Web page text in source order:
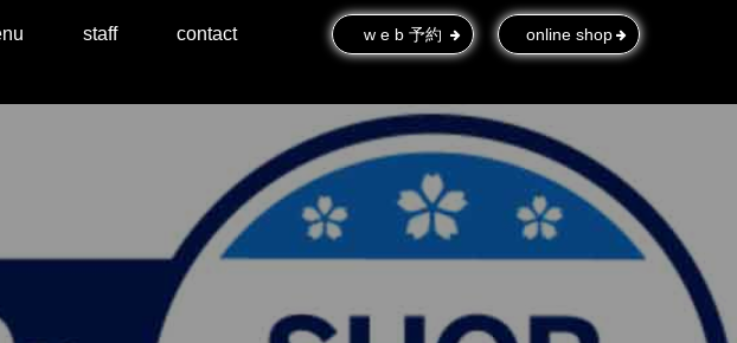
staff contact w e b 予約 online shop